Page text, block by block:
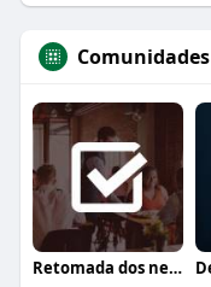
Comunidades
Retomada dos negócios